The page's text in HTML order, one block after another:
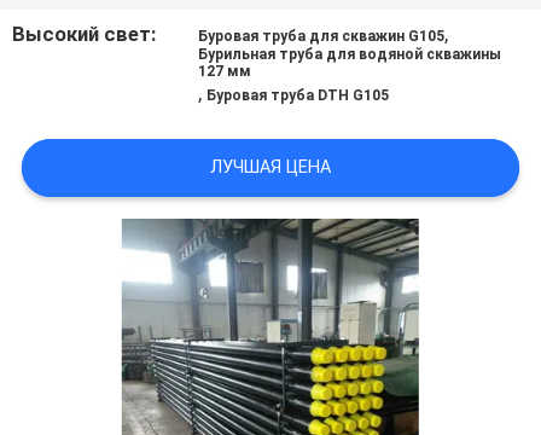
СЛУЧАИ
САЙТА
PRIVACY
Высокий свет:
Буровая труба для скважин G105,
Бурильная труба для водяной скважины
127 мм
, Буровая труба DTH G105
ЛУЧШАЯ ЦЕНА